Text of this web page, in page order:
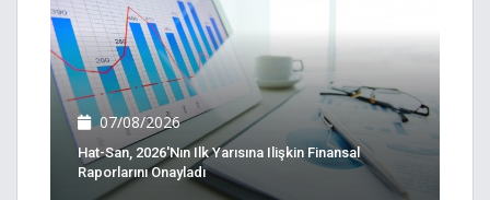
07/08/2026
Hat-San, 2026'nın Ilk Yarısına Ilişkin Finansal
Raporlarını Onayladı